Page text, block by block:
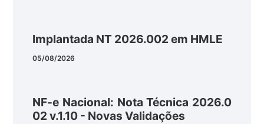
Implantada NT 2026.002 em HMLE
05/08/2026
NF-e Nacional: Nota Técnica 2026.0
02 v.1.10 - Novas Validações